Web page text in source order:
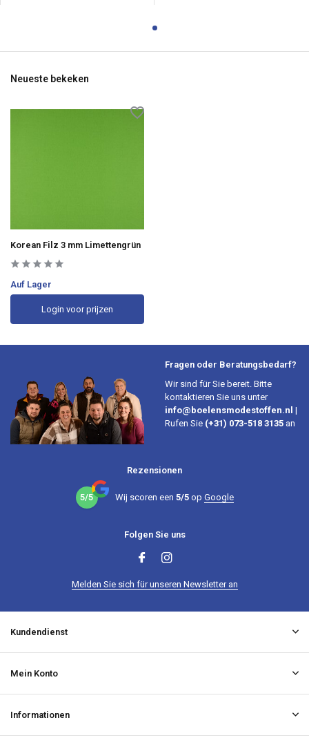
Neueste bekeken
Korean Filz 3 mm Limettengrün
Auf Lager
Login voor prijzen
Fragen oder Beratungsbedarf?
Wir sind für Sie bereit. Bitte
kontaktieren Sie uns unter
info@boelensmodestoffen.nl |
Rufen Sie (+31) 073-518 3135 an
Rezensionen
5/5 Wij scoren een 5/5op Google
Folgen Sie uns
Melden Sie sich für unseren Newsletter an
Kundendienst
Mein Konto
Informationen